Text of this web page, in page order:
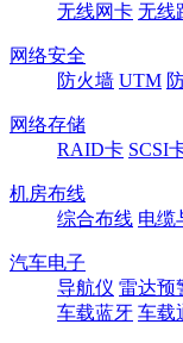
无线网卡 无线
网络安全
防火墙 UTM
网络存储
RAID卡 SCSI
机房布线
综合布线 电缆
汽车电子
导航仪 雷达预
车载蓝牙 车载